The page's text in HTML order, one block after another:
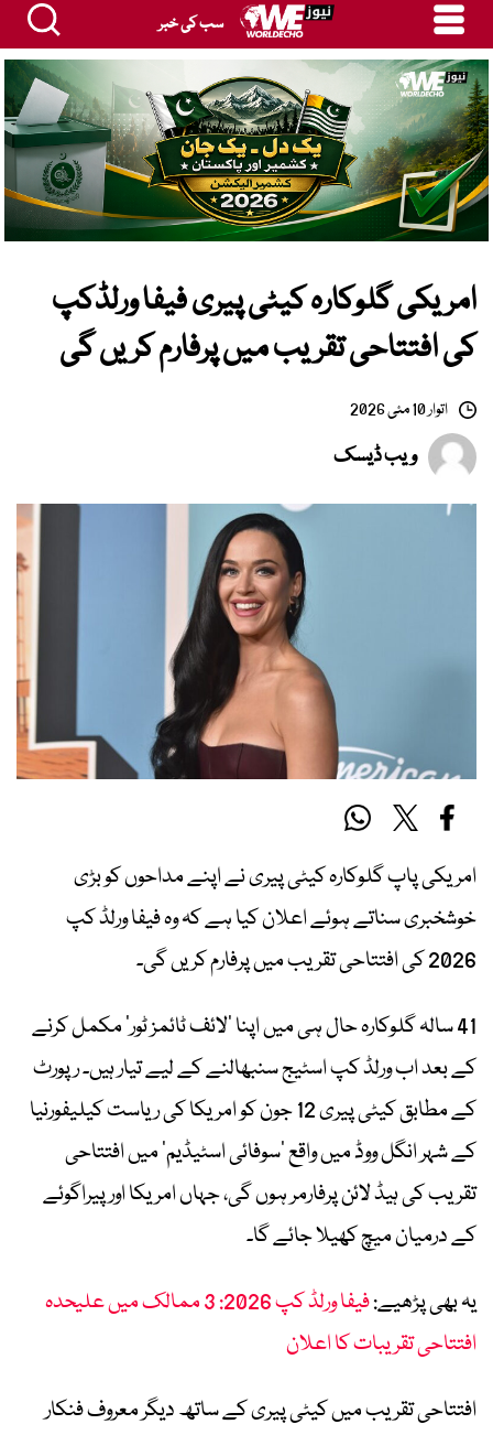
سب کی خبر
امریکی گلوکارہ کیٹی پیری فیفا ورلڈکپ
کی افتتاحی تقریب میں پرفارم کریں گی
اتوار 10 مئی 2026
ویب ڈیسک
امریکی پاپ گلوکارہ کیٹی پیری نے اپنے مداحوں کو بڑی
خوشخبری سناتے ہوئے اعلان کیا ہے کہ وہ فیفا ورلڈ کپ
2026 کی افتتاحی تقریب میں پرفارم کریں گی۔
41 سالہ گلوکارہ حال ہی میں اپنا ‘لائف ٹائمز ٹور’ مکمل کرنے
کے بعد اب ورلڈ کپ اسٹیج سنبھالنے کے لیے تیار ہیں۔ رپورٹ
کے مطابق کیٹی پیری 12 جون کو امریکا کی ریاست کیلیفورنیا
کے شہر انگل ووڈ میں واقع ‘سوفائی اسٹیڈیم’ میں افتتاحی
تقریب کی ہیڈ لائن پرفارمر ہوں گی، جہاں امریکا اور پیراگوئے
کے درمیان میچ کھیلا جائے گا۔
یہ بھی پڑھیے:
فیفا ورلڈ کپ 2026: 3 ممالک میں علیحدہ
افتتاحی تقریبات کا اعلان
افتتاحی تقریب میں کیٹی پیری کے ساتھ دیگر معروف فنکار